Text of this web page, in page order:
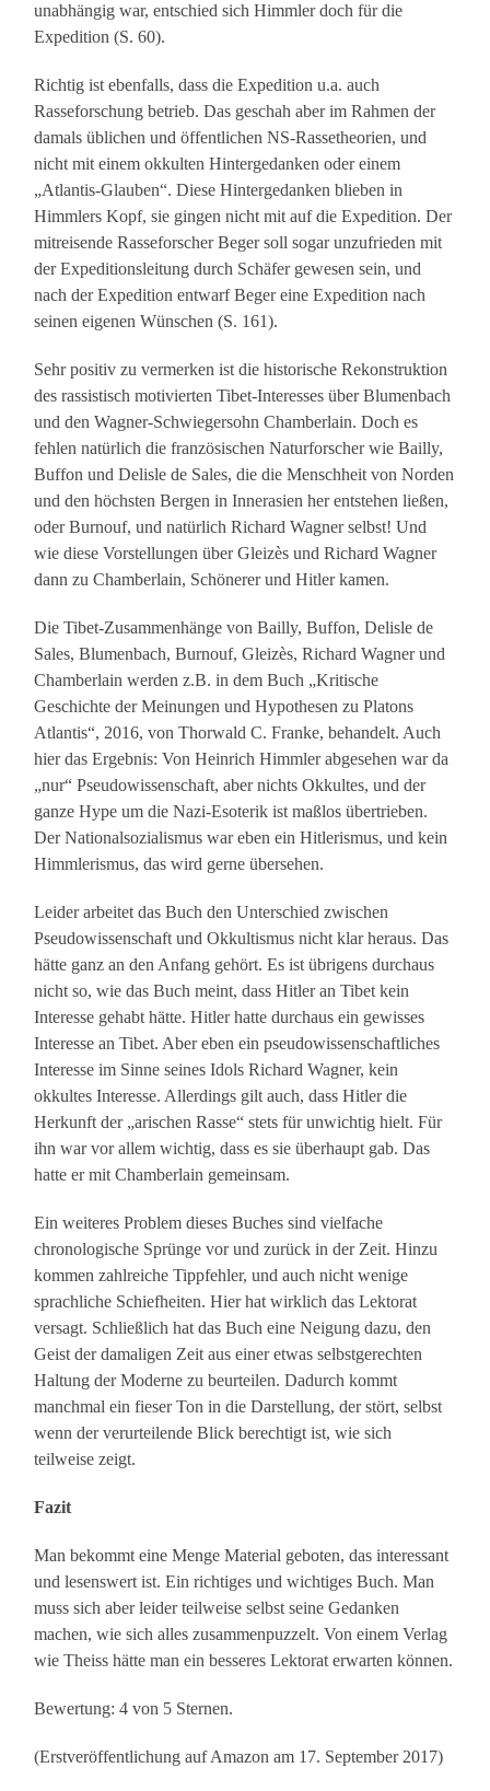
unabhängig war, entschied sich Himmler doch für die
Expedition (S. 60).
Richtig ist ebenfalls, dass die Expedition u.a. auch
Rasseforschung betrieb. Das geschah aber im Rahmen der
damals üblichen und öffentlichen NS-Rassetheorien, und
nicht mit einem okkulten Hintergedanken oder einem
„Atlantis-Glauben“. Diese Hintergedanken blieben in
Himmlers Kopf, sie gingen nicht mit auf die Expedition. Der
mitreisende Rasseforscher Beger soll sogar unzufrieden mit
der Expeditionsleitung durch Schäfer gewesen sein, und
nach der Expedition entwarf Beger eine Expedition nach
seinen eigenen Wünschen (S. 161).
Sehr positiv zu vermerken ist die historische Rekonstruktion
des rassistisch motivierten Tibet-Interesses über Blumenbach
und den Wagner-Schwiegersohn Chamberlain. Doch es
fehlen natürlich die französischen Naturforscher wie Bailly,
Buffon und Delisle de Sales, die die Menschheit von Norden
und den höchsten Bergen in Innerasien her entstehen ließen,
oder Burnouf, und natürlich Richard Wagner selbst! Und
wie diese Vorstellungen über Gleizès und Richard Wagner
dann zu Chamberlain, Schönerer und Hitler kamen.
Die Tibet-Zusammenhänge von Bailly, Buffon, Delisle de
Sales, Blumenbach, Burnouf, Gleizès, Richard Wagner und
Chamberlain werden z.B. in dem Buch „Kritische
Geschichte der Meinungen und Hypothesen zu Platons
Atlantis“, 2016, von Thorwald C. Franke, behandelt. Auch
hier das Ergebnis: Von Heinrich Himmler abgesehen war da
„nur“ Pseudowissenschaft, aber nichts Okkultes, und der
ganze Hype um die Nazi-Esoterik ist maßlos übertrieben.
Der Nationalsozialismus war eben ein Hitlerismus, und kein
Himmlerismus, das wird gerne übersehen.
Leider arbeitet das Buch den Unterschied zwischen
Pseudowissenschaft und Okkultismus nicht klar heraus. Das
hätte ganz an den Anfang gehört. Es ist übrigens durchaus
nicht so, wie das Buch meint, dass Hitler an Tibet kein
Interesse gehabt hätte. Hitler hatte durchaus ein gewisses
Interesse an Tibet. Aber eben ein pseudowissenschaftliches
Interesse im Sinne seines Idols Richard Wagner, kein
okkultes Interesse. Allerdings gilt auch, dass Hitler die
Herkunft der „arischen Rasse“ stets für unwichtig hielt. Für
ihn war vor allem wichtig, dass es sie überhaupt gab. Das
hatte er mit Chamberlain gemeinsam.
Ein weiteres Problem dieses Buches sind vielfache
chronologische Sprünge vor und zurück in der Zeit. Hinzu
kommen zahlreiche Tippfehler, und auch nicht wenige
sprachliche Schiefheiten. Hier hat wirklich das Lektorat
versagt. Schließlich hat das Buch eine Neigung dazu, den
Geist der damaligen Zeit aus einer etwas selbstgerechten
Haltung der Moderne zu beurteilen. Dadurch kommt
manchmal ein fieser Ton in die Darstellung, der stört, selbst
wenn der verurteilende Blick berechtigt ist, wie sich
teilweise zeigt.
Fazit
Man bekommt eine Menge Material geboten, das interessant
und lesenswert ist. Ein richtiges und wichtiges Buch. Man
muss sich aber leider teilweise selbst seine Gedanken
machen, wie sich alles zusammenpuzzelt. Von einem Verlag
wie Theiss hätte man ein besseres Lektorat erwarten können.
Bewertung: 4 von 5 Sternen.
(Erstveröffentlichung auf Amazon am 17. September 2017)